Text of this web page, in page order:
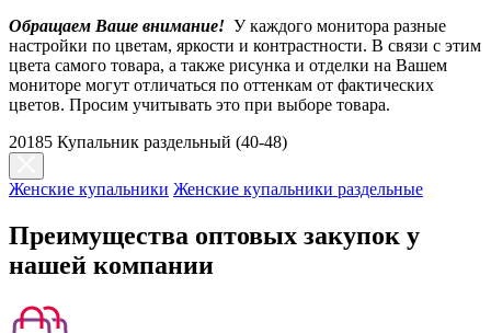
Обращаем Ваше внимание! У каждого монитора разные
настройки по цветам, яркости и контрастности. В связи с этим
цвета самого товара, а также рисунка и отделки на Вашем
мониторе могут отличаться по оттенкам от фактических
цветов. Просим учитывать это при выборе товара.
20185 Купальник раздельный (40-48)
Женские купальники Женские купальники раздельные
Преимущества оптовых закупок у
нашей компании